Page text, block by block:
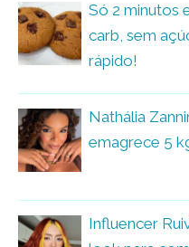
Só 2 minutos
carb, sem
rápido!
Nathália
emagrece 5
Influencer